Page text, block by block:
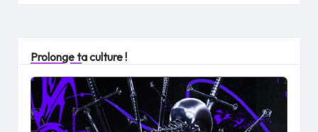
Prolonge ta culture !